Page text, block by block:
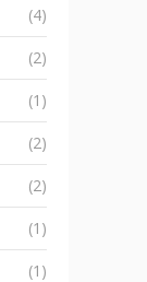
(4)
(2)
(1)
(2)
(2)
(1)
(1)